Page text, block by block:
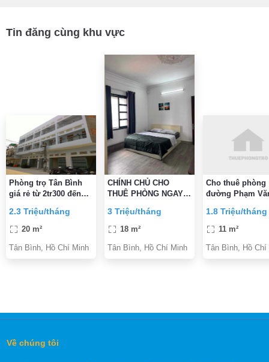
Tin đăng cùng khu vực
Phòng trọ Tân Bình
giá rẻ từ 2tr300 đến
2.3 Triệu/tháng
20 m²
Tân Bình, Hồ Chí Minh
CHÍNH CHỦ CHO
THUÊ PHÒNG NGAY
ĐẦY ĐỦ TIỆN
NGHI,VỆ SINH TRONG
3 Triệu/tháng
18 m²
Tân Bình, Hồ Chí Minh
Cho thuê phòng
đường Phạm
Bình gần CMT8
Bình
1.8 Triệu/tháng
11 m²
Tân Bình, Hồ Chí
Về chúng tôi